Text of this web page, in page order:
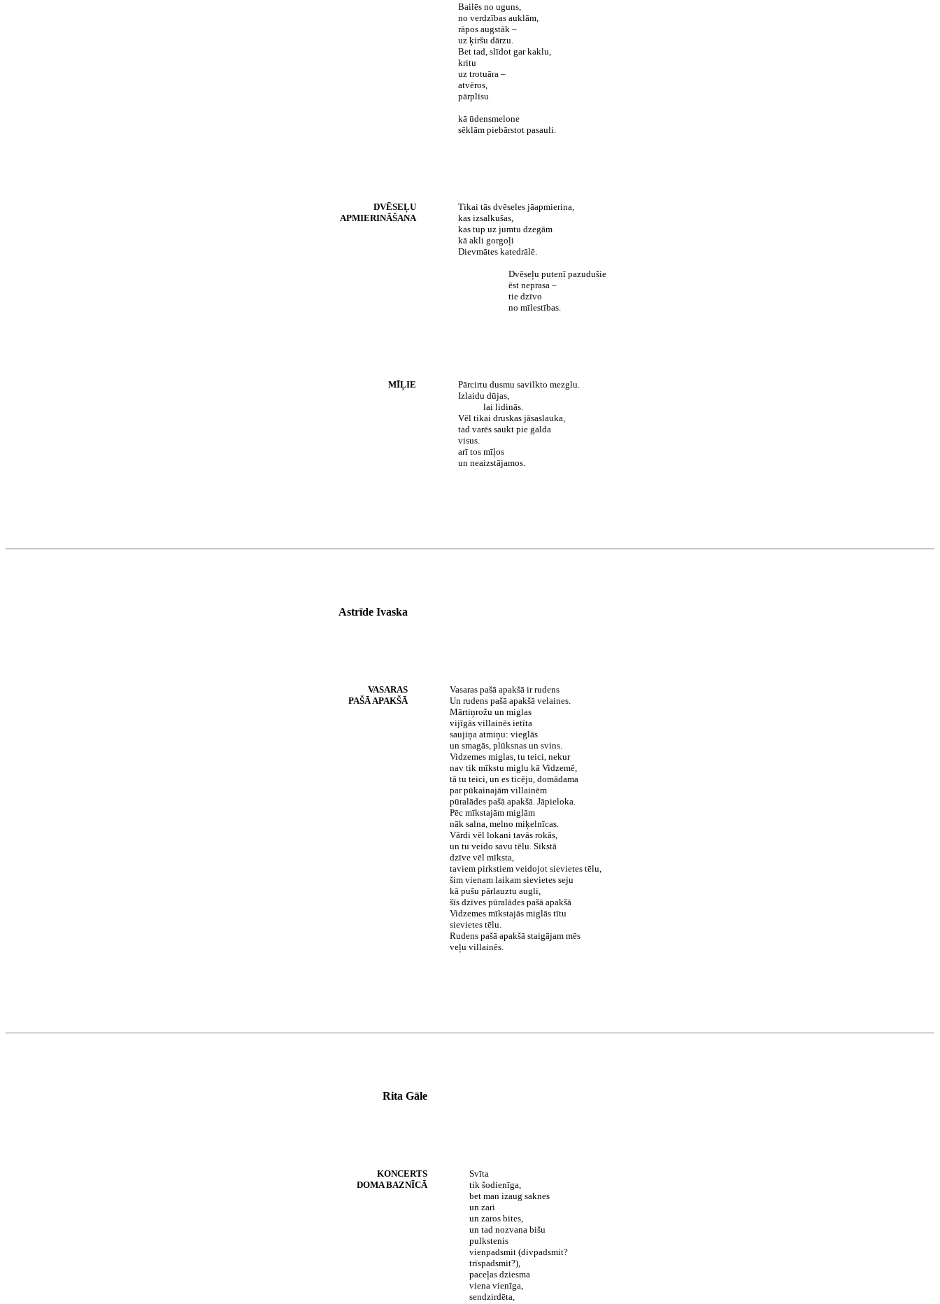
Bailēs no uguns,
no verdzības auklām,
rāpos augstāk –
uz ķiršu dārzu.
Bet tad, slīdot gar kaklu,
kritu
uz trotuāra –
atvēros,
pārplīsu
kā ūdensmelone
sēklām piebārstot pasauli.
DVĒSEĻU
APMIERINĀŠANA
Tikai tās dvēseles jāapmierina,
kas izsalkušas,
kas tup uz jumtu dzegām
kā akli gorgoļi
Dievmātes katedrālē.
Dvēseļu putenī pazudušie
ēst neprasa –
tie dzīvo
no mīlestības.
MĪĻIE
Pārcirtu dusmu savilkto mezglu.
Izlaidu dūjas,
lai lidinās.
Vēl tikai druskas jāsaslauka,
tad varēs saukt pie galda
visus.
arī tos mīļos
un neaizstājamos.
Astrīde Ivaska
VASARAS
PAŠĀ APAKŠĀ
Vasaras pašā apakšā ir rudens
Un rudens pašā apakšā velaines.
Mārtiņrožu un miglas
vijīgās villainēs ietīta
saujiņa atmiņu: vieglās
un smagās, plūksnas un svins.
Vidzemes miglas, tu teici, nekur
nav tik mīkstu miglu kā Vidzemē,
tā tu teici, un es ticēju, domādama
par pūkainajām villainēm
pūralādes pašā apakšā. Jāpieloka.
Pēc mīkstajām miglām
nāk salna, melno miķelnīcas.
Vārdi vēl lokani tavās rokās,
un tu veido savu tēlu. Sīkstā
dzīve vēl mīksta,
taviem pirkstiem veidojot sievietes tēlu,
šim vienam laikam sievietes seju
kā pušu pārlauztu augli,
šīs dzīves pūralādes pašā apakšā
Vidzemes mīkstajās miglās tītu
sievietes tēlu.
Rudens pašā apakšā staigājam mēs
veļu villainēs.
Rita Gāle
KONCERTS
DOMA BAZNĪCĀ
Svīta
tik šodienīga,
bet man izaug saknes
un zari
un zaros bites,
un tad nozvana bišu
pulkstenis
vienpadsmit (divpadsmit?
trīspadsmit?),
paceļas dziesma
viena vienīga,
sendzirdēta,